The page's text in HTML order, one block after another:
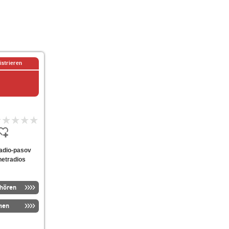
pasov